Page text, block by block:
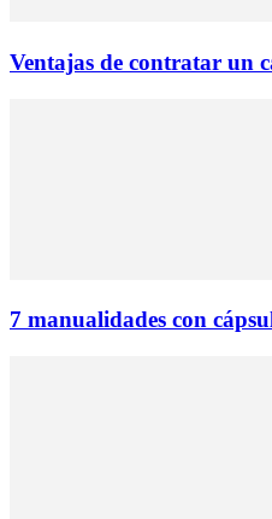
Ventajas de contratar un
7 manualidades con